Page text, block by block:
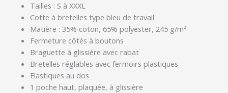
Tailles : S à XXXL
Cotte à bretelles type bleu de travail
Matière : 35% coton, 65% polyester, 245 g/m²
Fermeture côtés à boutons
Braguette à glissière avec rabat
Bretelles réglables avec fermoirs plastiques
Elastiques au dos
1 poche haut, plaquée, à glissière